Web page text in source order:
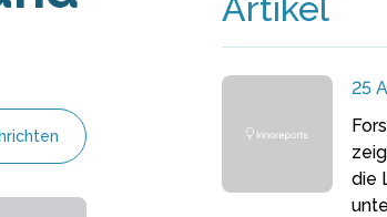
25
die